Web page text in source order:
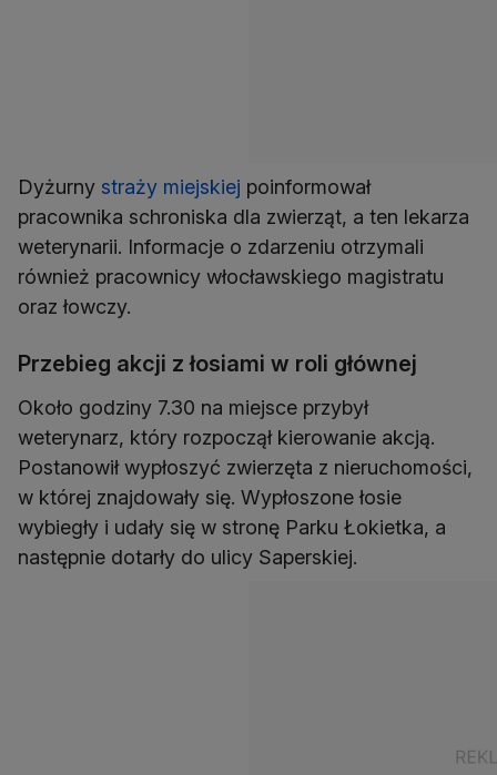
Dyżurny straży miejskiej poinformował
pracownika schroniska dla zwierząt, a ten lekarza
weterynarii. Informacje o zdarzeniu otrzymali
również pracownicy włocławskiego magistratu
oraz łowczy.
Przebieg akcji z łosiami w roli głównej
Około godziny 7.30 na miejsce przybył
weterynarz, który rozpoczął kierowanie akcją.
Postanowił wypłoszyć zwierzęta z nieruchomości,
w której znajdowały się. Wypłoszone łosie
wybiegły i udały się w stronę Parku Łokietka, a
następnie dotarły do ulicy Saperskiej.